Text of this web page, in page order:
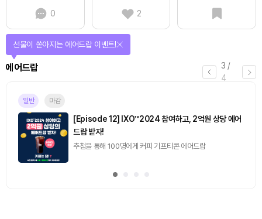
0
2
3 /
4
에어드랍
선물이 쏟아지는 에어드랍 이벤트!
일반 마감
[Episode 12] IXO™2024 참여하고, 2억원 상당 에어
드랍 받자!
추첨을 통해 100명에게 커피 기프티콘 에어드랍